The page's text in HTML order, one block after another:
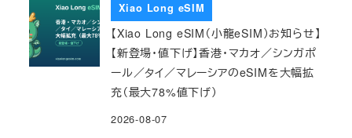
Xiao Long eSIM
【Xiao Long eSIM（小龍eSIM）お知らせ】
【新登場・値下げ】香港・マカオ／シンガポ
ール／タイ／マレーシアのeSIMを大幅拡
充（最大78%値下げ）
2026-08-07